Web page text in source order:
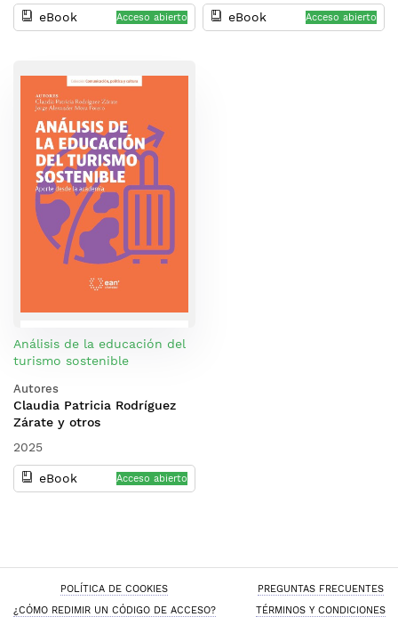
eBook Acceso abierto eBook Acceso abierto
Análisis de la educación del
turismo sostenible
Autores
Claudia Patricia Rodríguez
Zárate y otros
2025
eBook Acceso abierto
POLÍTICA DE COOKIES
PREGUNTAS FRECUENTES
¿CÓMO REDIMIR UN CÓDIGO DE ACCESO?
TÉRMINOS Y CONDICIONES